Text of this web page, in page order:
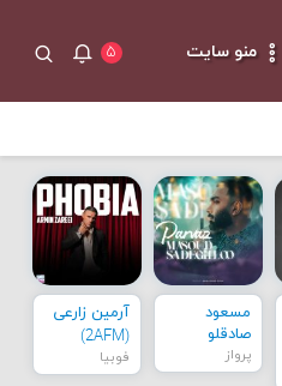
منو سایت ۵
مسعود
صادقلو
پرواز
آرمین زارعی
(2AFM)
فوبیا